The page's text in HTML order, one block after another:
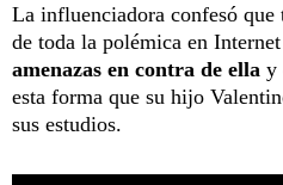
La influenciadora confesó
de toda la polémica en
amenazas en contra de ella y
esta forma que su hijo
sus estudios.